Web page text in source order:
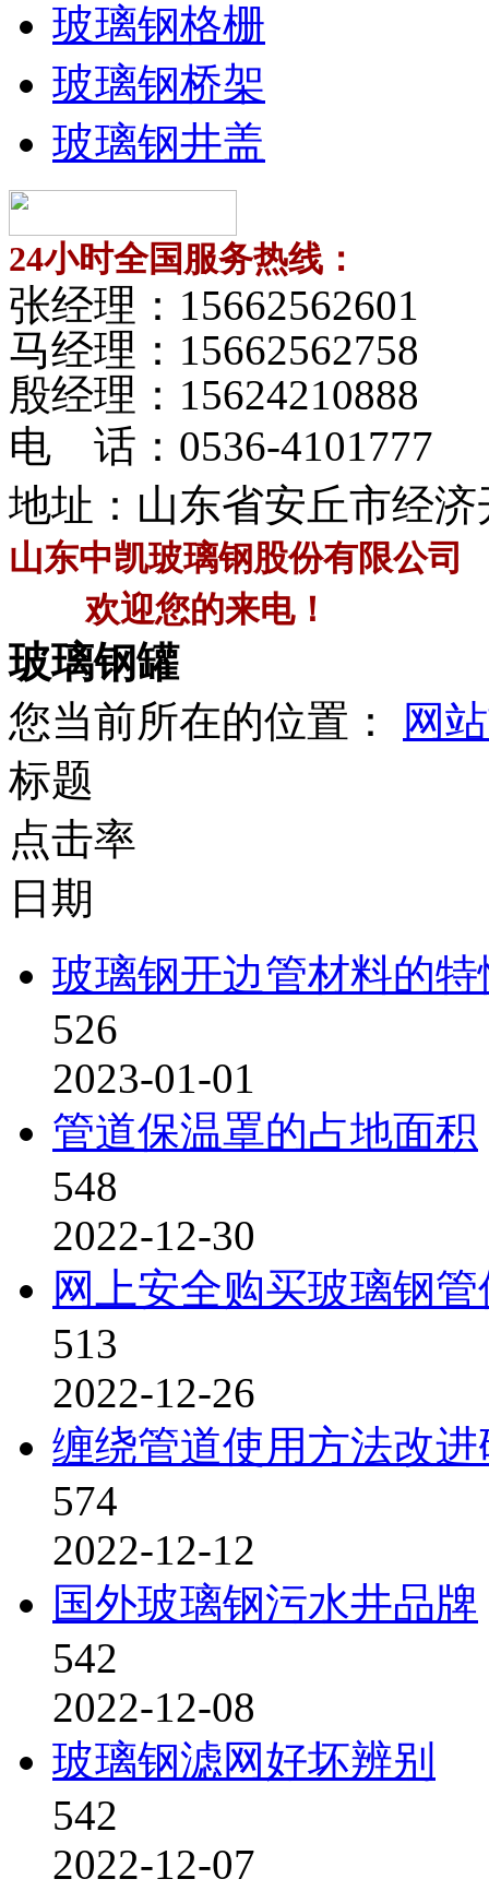
玻璃钢格栅
玻璃钢桥架
玻璃钢井盖
24小时全国服务热线：
张经理： 15662562601
马经理： 15662562758
殷经理： 15624210888
电 话： 0536-4101777
地址：山东省安丘市经济
山东中凯玻璃钢股份有限公司
欢迎您的来电！
玻璃钢罐
您当前所在的位置：
网
标题
点击率
日期
玻璃钢开边管材料的
526
2023-01-01
管道保温罩的占地面积
548
2022-12-30
网上安全购买玻璃钢管
513
2022-12-26
缠绕管道使用方法改进
574
2022-12-12
国外玻璃钢污水井品牌
542
2022-12-08
玻璃钢滤网好坏辨别
542
2022-12-07